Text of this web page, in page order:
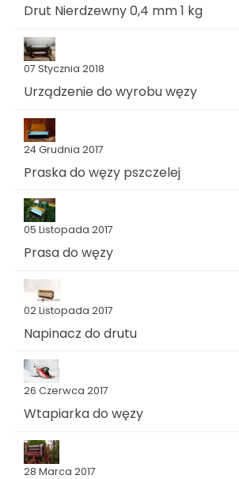
Drut Nierdzewny 0,4 mm 1 kg
07 Stycznia 2018
Urządzenie do wyrobu węzy
24 Grudnia 2017
Praska do węzy pszczelej
05 Listopada 2017
Prasa do węzy
02 Listopada 2017
Napinacz do drutu
26 Czerwca 2017
Wtapiarka do węzy
28 Marca 2017